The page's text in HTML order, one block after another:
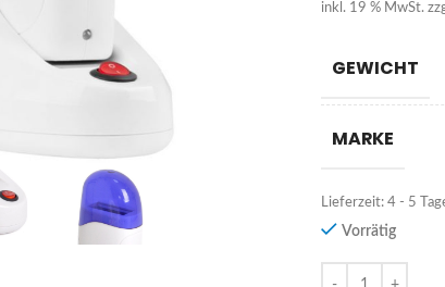
inkl. 19 % MwSt.
GEWICHT
MARKE
Lieferzeit:4 - 5
Vorrätig
Alternative: